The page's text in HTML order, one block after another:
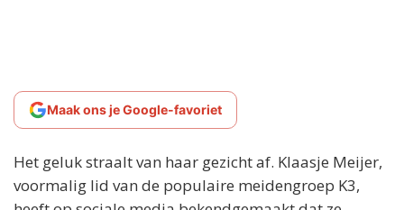
Maak ons je Google-favoriet
Het geluk straalt van haar gezicht af. Klaasje Meijer,
voormalig lid van de populaire meidengroep K3,